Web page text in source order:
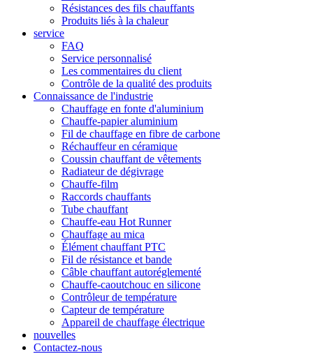
Résistances des fils chauffants
Produits liés à la chaleur
service
FAQ
Service personnalisé
Les commentaires du client
Contrôle de la qualité des produits
Connaissance de l'industrie
Chauffage en fonte d'aluminium
Chauffe-papier aluminium
Fil de chauffage en fibre de carbone
Réchauffeur en céramique
Coussin chauffant de vêtements
Radiateur de dégivrage
Chauffe-film
Raccords chauffants
Tube chauffant
Chauffe-eau Hot Runner
Chauffage au mica
Élément chauffant PTC
Fil de résistance et bande
Câble chauffant autoréglementé
Chauffe-caoutchouc en silicone
Contrôleur de température
Capteur de température
Appareil de chauffage électrique
nouvelles
Contactez-nous